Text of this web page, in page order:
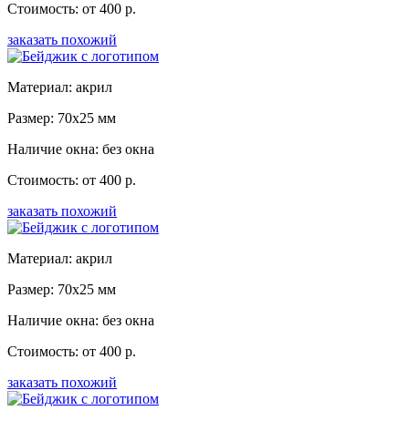
Стоимость: от 400 р.
заказать похожий
Материал: акрил
Размер: 70x25 мм
Наличие окна: без окна
Стоимость: от 400 р.
заказать похожий
Материал: акрил
Размер: 70x25 мм
Наличие окна: без окна
Стоимость: от 400 р.
заказать похожий